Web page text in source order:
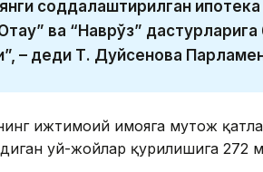
соддалаштирилган
ва “Наврўз”
– деди Т. Дуйсенова
ижтимоий ҳимояга муҳтож
уй-жойлар қурилишига 272